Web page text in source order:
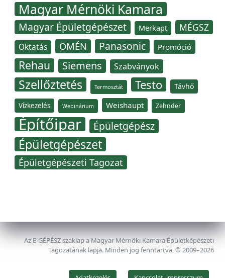
Magyar Mérnöki Kamara
Magyar Épületgépészet Merkapt MÉGSZ
Oktatás OMÉN Panasonic Promóció
Rehau Siemens Szabványok
Szellőztetés Termosztát Testo Távhő
Vízkezelés Webinárium Weishaupt Zehnder
Építőipar Épületgépész
Épületgépészet
Épületgépészeti Tagozat
Az E-GÉPÉSZ szaklap a Magyar Mérnöki Kamara Épületképészeti
Tagozatának lapja. Minden jog fenntartva, © 2009–2026